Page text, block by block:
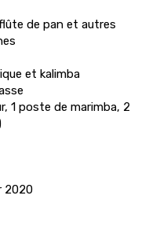
de pan et autres
et kalimba
1 poste de marimba, 2
2020